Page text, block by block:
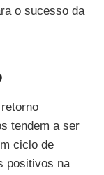
o sucesso da
tendem a ser
ciclo de
positivos na